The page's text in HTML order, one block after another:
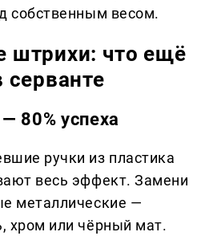
собственным весом.
штрихи: что ещё
серванте
80% успеха
ручки из пластика
весь эффект. Замени
металлические —
хром или чёрный мат.